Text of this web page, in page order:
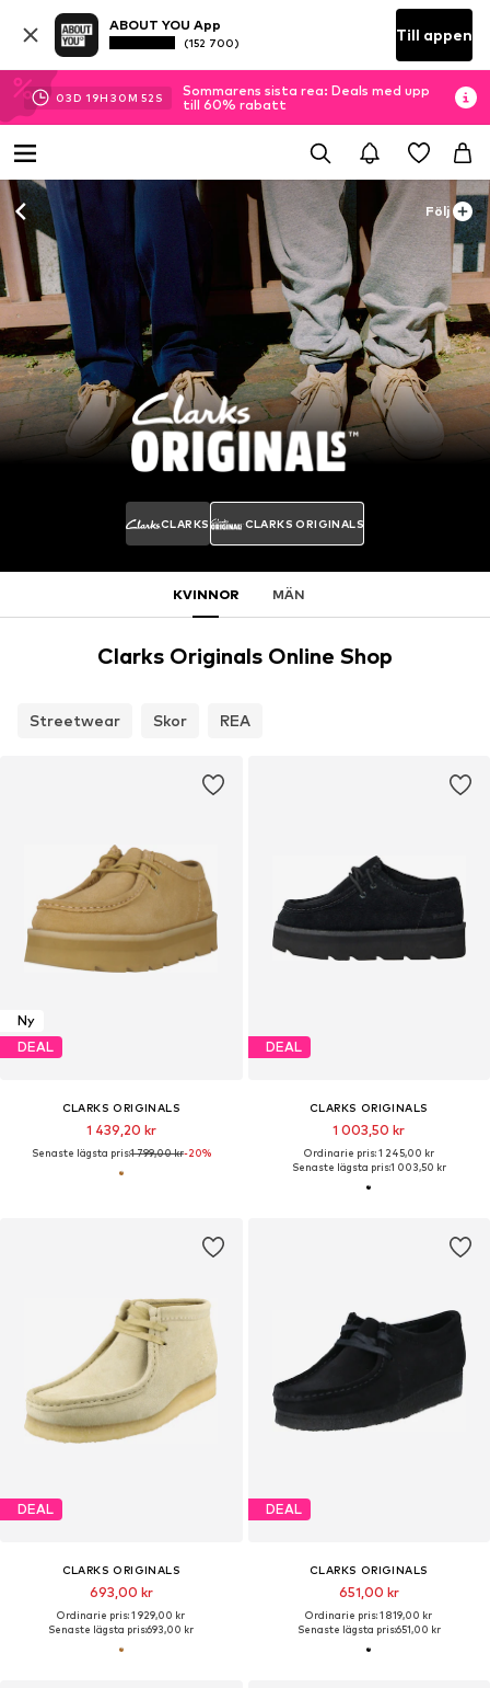
ABOUT YOU App
(152 700) Till appen
03D 19H 30M 51 S
Sommarens sista rea: Deals med upp
till 60% rabatt
Följ
CLARKS CLARKS ORIGINALS
KVINNOR MÄN
Clarks Originals Online Shop
Streetwear Skor REA
Ny
DEAL
CLARKS ORIGINALS
1 439,20 kr
Senaste lägsta pris:1 799,00 kr-20%
DEAL
CLARKS ORIGINALS
1 003,50 kr
Ordinarie pris: 1 245,00 kr
Senaste lägsta pris:1 003,50 kr
DEAL
CLARKS ORIGINALS
693,00 kr
Ordinarie pris: 1 929,00 kr
Senaste lägsta pris:693,00 kr
DEAL
CLARKS ORIGINALS
651,00 kr
Ordinarie pris: 1 819,00 kr
Senaste lägsta pris:651,00 kr